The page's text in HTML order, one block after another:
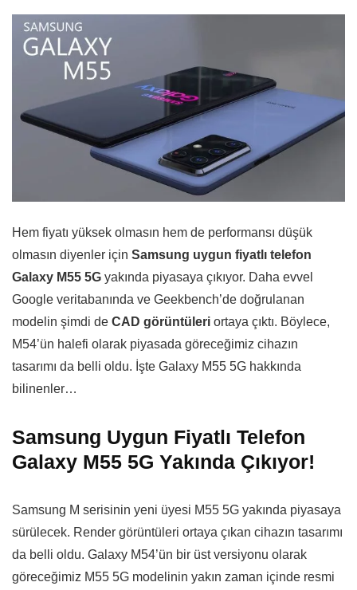
Hem fiyatı yüksek olmasın hem de performansı düşük
olmasın diyenler için Samsung uygun fiyatlı telefon
Galaxy M55 5G yakında piyasaya çıkıyor. Daha evvel
Google veritabanında ve Geekbench’de doğrulanan
modelin şimdi de CAD görüntüleri ortaya çıktı. Böylece,
M54’ün halefi olarak piyasada göreceğimiz cihazın
tasarımı da belli oldu. İşte Galaxy M55 5G hakkında
bilinenler…
Samsung Uygun Fiyatlı Telefon
Galaxy M55 5G Yakında Çıkıyor!
Samsung M serisinin yeni üyesi M55 5G yakında piyasaya
sürülecek. Render görüntüleri ortaya çıkan cihazın tasarımı
da belli oldu. Galaxy M54’ün bir üst versiyonu olarak
göreceğimiz M55 5G modelinin yakın zaman içinde resmi